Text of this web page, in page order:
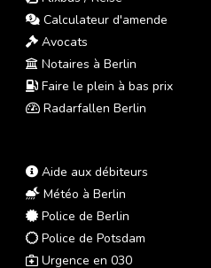
Calculateur d'amende
Avocats
Notaires à Berlin
Faire le plein à bas prix
Radarfallen Berlin
Aide aux débiteurs
Météo à Berlin
Police de Berlin
Police de Potsdam
Urgence en 030